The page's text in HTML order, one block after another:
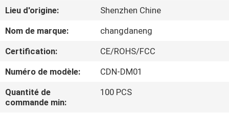
À
PROPOS
NOUS
Lieu d'origine:
Shenzhen Chine
Nom de marque:
changdaneng
Certification:
CE/ROHS/FCC
Numéro de modèle:
CDN-DM01
Quantité de
commande min:
100 PCS